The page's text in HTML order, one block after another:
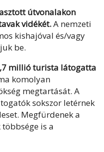
útvonalakon
vidékét.A nemzeti
kishajóval és/vagy
be.
millió turista látogatta
komolyan
megtartását. A
sokszor letérnek
Megfürdenek a
is a